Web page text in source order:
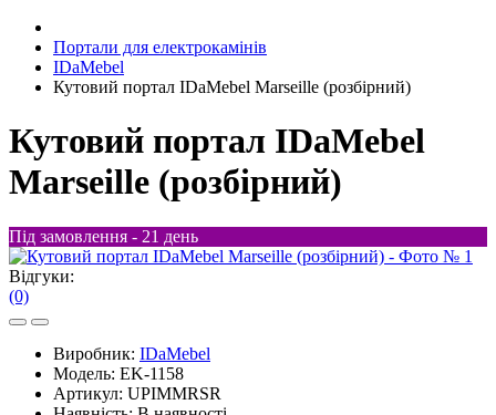
Портали для електрокамінів
IDaMebel
Кутовий портал IDaMebel Marseille (розбірний)
Кутовий портал IDaMebel
Marseille (розбірний)
Під замовлення - 21 день
Відгуки:
(0)
Виробник: IDaMebel
Модель: EK-1158
Артикул: UPIMMRSR